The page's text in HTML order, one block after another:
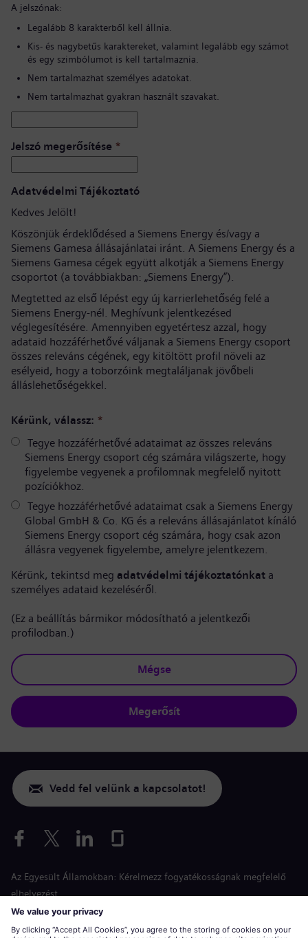
A jelszónak:
Legalább 8 karakterből kell állnia.
Kis- és nagybetűs karaktereket, valamint legalább egy számot
és egy szimbólumot is kell tartalmaznia.
Nem tartalmazhat személyes adatokat.
Nem tartalmazhat gyakran használt szavakat.
Jelszó megerősítése *
Adatvédelmi Tájékoztató
Kedves Jelölt!
Köszönjük érdeklődésed a Siemens Energy és/vagy a
Siemens Gamesa állásajánlatai iránt. A Siemens Energy és a
Siemens Gamesa cégek együtt alkotják a Siemens Energy
csoportot (a továbbiakban: „Siemens Energy”).
Megtetted az első lépést egy új karrierlehetőség felé a
Siemens Energy-nél. Meghívunk jelentkezésed
véglegesítésére. Amennyiben egyetértesz azzal, hogy
adataid hozzáférhetővé váljanak a Siemens Energy csoport
összes releváns cégének, egy kitöltött profil növeli az
esélyeid, hogy a toborzóink megtaláljanak jövőbeli
álláslehetőségekkel.
Kérünk, válassz: *
Tegye hozzáférhetővé adataimat az összes releváns
Siemens Energy csoport cég számára világszerte, hogy
figyelembe vegyenek a profilomnak megfelelő nyitott
pozíciókhoz.
Tegye hozzáférhetővé adataimat csak a Siemens Energy
Global GmbH & Co. KG és a releváns állásajánlatot kínáló
Siemens Energy csoport cég számára, hogy csak azon
állásra vegyenek figyelembe, amelyre jelentkezem.
Kérünk, tekintsd meg adatvédelmi tájékoztatónkat a
személyes adataid kezeléséről.
(Ez a beállítás bármikor módosítható a jelentkezői
profilodban.)
Mégse
Megerősít
Vedd fel velünk a kapcsolatot!
Az Egyesült Államokban: Kérelmezz fogyatékosságnak megfelelő
elhelyezést
Esélyegyenlőség a jelentkezés során
siemens-energy.comGlobális weboldal